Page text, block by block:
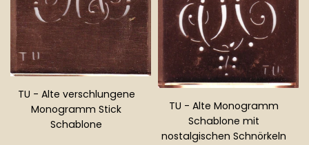
TU - Alte verschlungene
Monogramm Stick
Schablone
TU - Alte Monogramm
Schablone mit
nostalgischen Schnörkeln